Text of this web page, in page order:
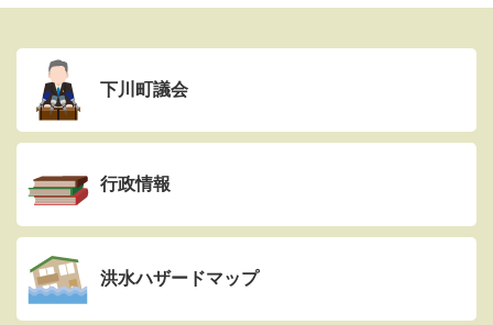
下川町議会
行政情報
洪水ハザードマップ